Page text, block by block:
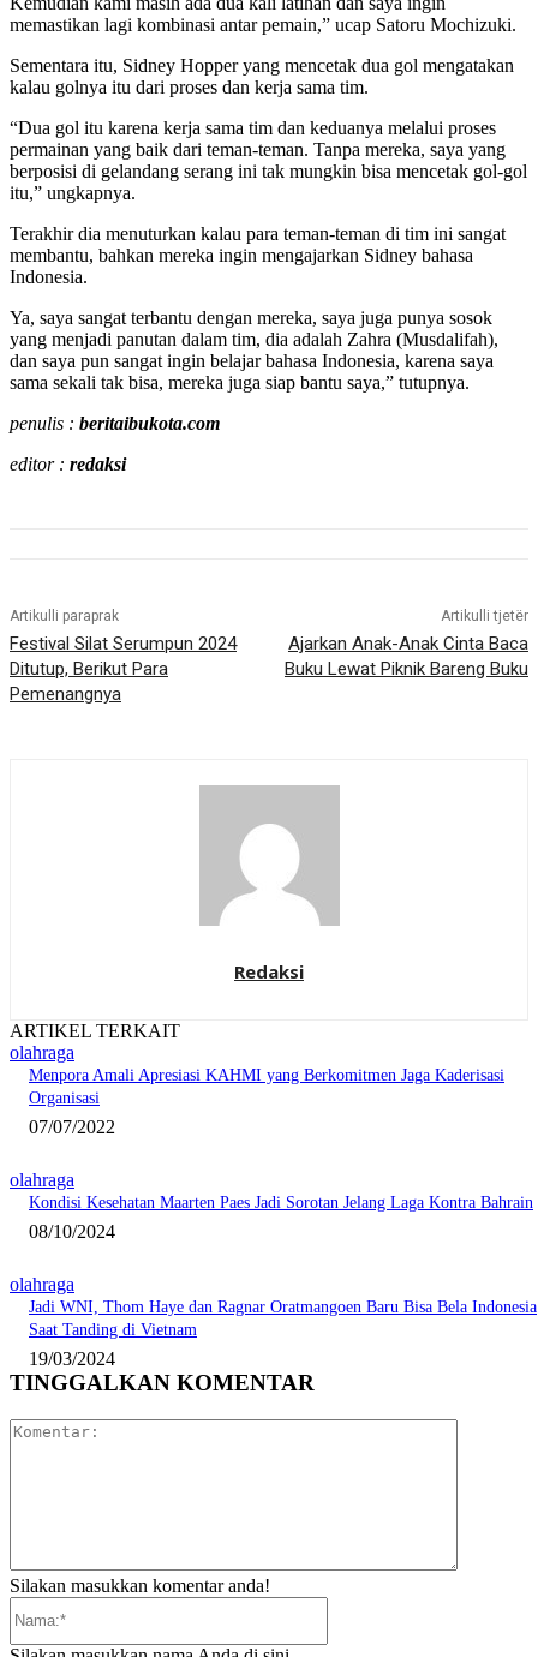
memastikan lagi kombinasi antar pemain,” ucap Satoru Mochizuki.
Sementara itu, Sidney Hopper yang mencetak dua gol mengatakan
kalau golnya itu dari proses dan kerja sama tim.
“Dua gol itu karena kerja sama tim dan keduanya melalui proses
permainan yang baik dari teman-teman. Tanpa mereka, saya yang
berposisi di gelandang serang ini tak mungkin bisa mencetak gol-gol
itu,” ungkapnya.
Terakhir dia menuturkan kalau para teman-teman di tim ini sangat
membantu, bahkan mereka ingin mengajarkan Sidney bahasa
Indonesia.
Ya, saya sangat terbantu dengan mereka, saya juga punya sosok
yang menjadi panutan dalam tim, dia adalah Zahra (Musdalifah),
dan saya pun sangat ingin belajar bahasa Indonesia, karena saya
sama sekali tak bisa, mereka juga siap bantu saya,” tutupnya.
penulis : beritaibukota.com
editor : redaksi
Artikulli paraprak
Festival Silat Serumpun 2024
Ditutup, Berikut Para
Pemenangnya
Artikulli tjetër
Ajarkan Anak-Anak Cinta Baca
Buku Lewat Piknik Bareng Buku
Redaksi
ARTIKEL TERKAIT
olahraga
Menpora Amali Apresiasi KAHMI yang Berkomitmen Jaga Kaderisasi
Organisasi
07/07/2022
olahraga
Kondisi Kesehatan Maarten Paes Jadi Sorotan Jelang Laga Kontra Bahrain
08/10/2024
olahraga
Jadi WNI, Thom Haye dan Ragnar Oratmangoen Baru Bisa Bela Indonesia
Saat Tanding di Vietnam
19/03/2024
TINGGALKAN KOMENTAR
Silakan masukkan komentar anda!